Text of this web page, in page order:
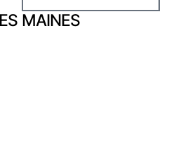
MAINES